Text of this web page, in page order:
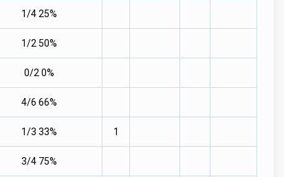
1/4 25%
1/2 50%
0/2 0%
4/6 66%
1/3 33% 1
3/4 75%